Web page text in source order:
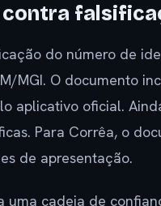
contra
do número de
MGI. O documento
aplicativo oficial.
Para Corrêa, o
de apresentação.
uma cadeia de